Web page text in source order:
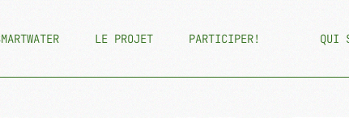
LE PROJET PARTICIPER! QUI